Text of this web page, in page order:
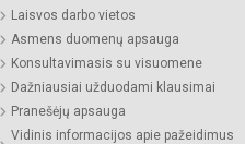
Laisvos darbo vietos
Asmens duomenų apsauga
Konsultavimasis su visuomene
Dažniausiai užduodami klausimai
Pranešėjų apsauga
Vidinis informacijos apie pažeidimus